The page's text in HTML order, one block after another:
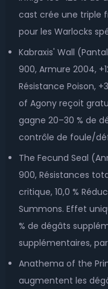
cast crée une triple
pour les Warlocks
Kabraxis' Wall
900, Armure 2004,
Résistance Poison,
of Agony reçoit
gagne 20–30 % de
contrôle de foule/
The Fecund Seal
900, Résistances
critique, 10,0 %
Summons. Effet
% de dégâts
supplémentaires,
Anathema of the
augmentent les